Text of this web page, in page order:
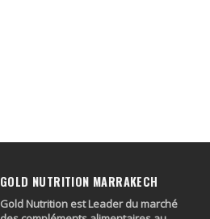
GOLD NUTRITION MARRAKECH
Gold Nutrition est Leader du marché